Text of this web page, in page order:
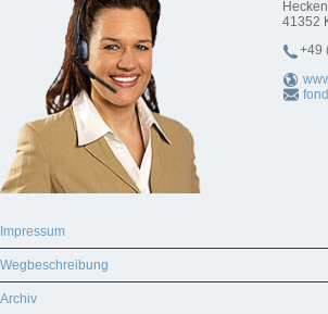
41352
+49
Impressum
Wegbeschreibung
Archiv